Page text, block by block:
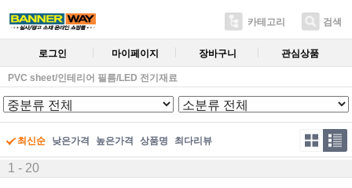
카테고리 검색
로그인 마이페이지 장바구니 관심상품
PVC sheet/인테리어 필름/LED 전기재료
최신순 낮은가격 높은가격 상품명 최다리뷰
1 - 20